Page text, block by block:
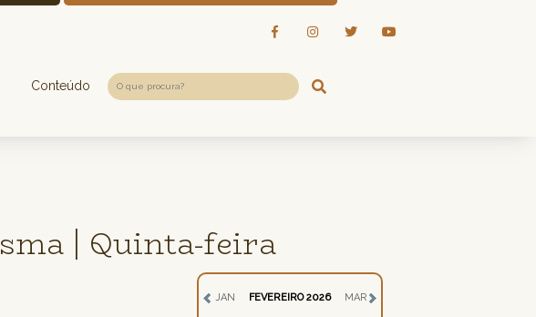
Conteúdo
| Quinta-feira
JAN FEVEREIRO 2026 MAR